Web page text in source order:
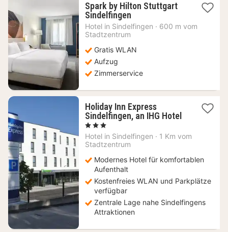
Spark by Hilton Stuttgart
Sindelfingen1
Nacht
€
Hotel in Sindelfingen · 600 m vom
Stadtzentrum
Gratis WLAN
Aufzug
Zimmerservice
Holiday Inn Express
Sindelfingen, an IHG Hotel
1
Nacht
ab
€
, 3 Sterne
Hotel in Sindelfingen · 1 Km vom
Stadtzentrum
Modernes Hotel für komfortablen
Aufenthalt
Kostenfreies WLAN und Parkplätze
verfügbar
Zentrale Lage nahe Sindelfingens
Attraktionen